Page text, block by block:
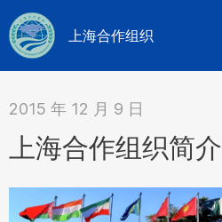
上海合作组织
2015 年 12 月 9 日
上海合作组织简介